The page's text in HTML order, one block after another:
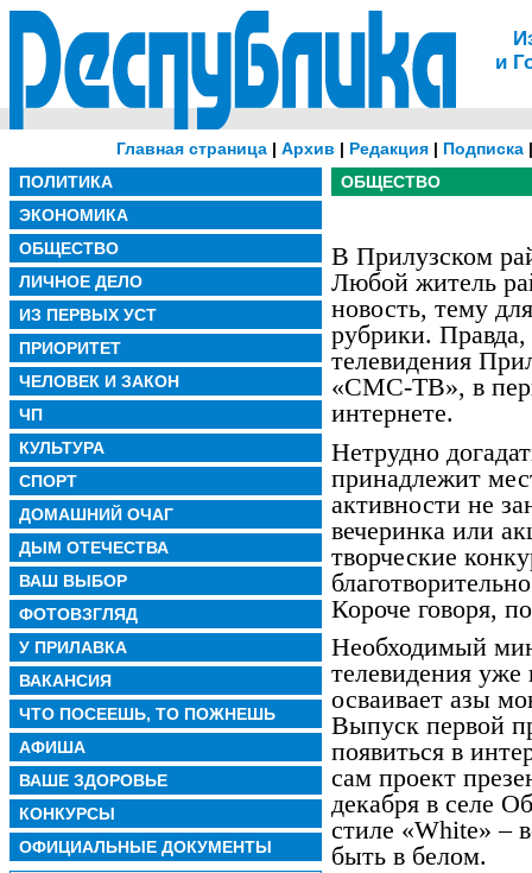
и
Главная страница | Архив | Редакция | Подписка
ПОЛИТИКА
ЭКОНОМИКА
ОБЩЕСТВО
ЛИЧНОЕ ДЕЛО
ИЗ ПЕРВЫХ УСТ
ПРИОРИТЕТ
ЧЕЛОВЕК И ЗАКОН
ЧП
КУЛЬТУРА
СПОРТ
ДОМАШНИЙ ОЧАГ
ДЫМ ОТЕЧЕСТВА
ВАШ ВЫБОР
ФОТОВЗГЛЯД
У ПРИЛАВКА
ВАКАНСИЯ
ЧТО ПОСЕЕШЬ, ТО ПОЖНЕШЬ
АФИША
ВАШЕ ЗДОРОВЬЕ
КОНКУРСЫ
ОФИЦИАЛЬНЫЕ ДОКУМЕНТЫ
ОБЩЕСТВО
В Прилузском
Любой житель
новость, тему
рубрики.
телевидения
«СМС-ТВ», в
интернете.
Нетрудно
принадлежит
активности не
вечеринка или
творческие
Короче говоря,
Необходимый
телевидения уже
осваивает азы
Выпуск первой
появиться в
сам проект
декабря в селе
стиле «White» –
быть в белом.